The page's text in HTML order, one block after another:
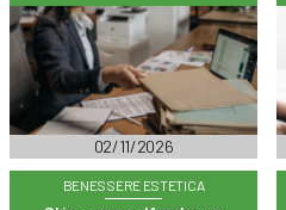
02/11/2026
BENESSERE ESTETICA